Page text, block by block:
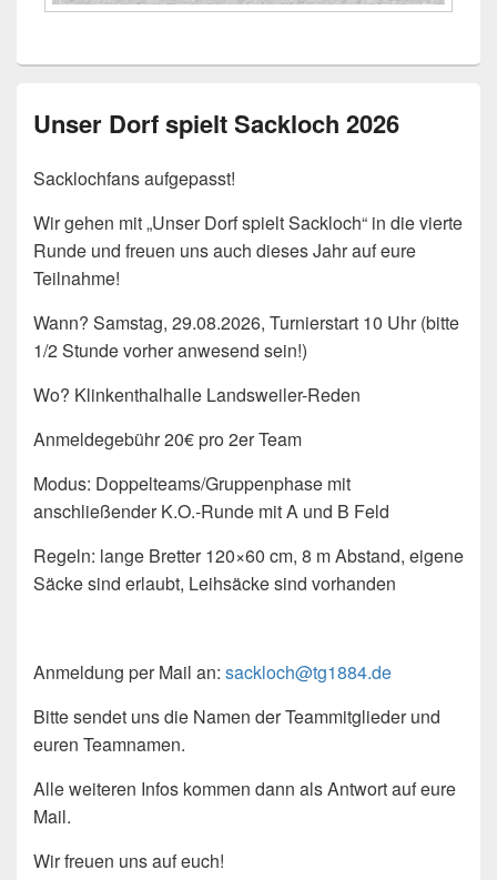
Unser Dorf spielt Sackloch 2026
Sacklochfans aufgepasst!
Wir gehen mit „Unser Dorf spielt Sackloch“ in die vierte
Runde und freuen uns auch dieses Jahr auf eure
Teilnahme!
Wann? Samstag, 29.08.2026, Turnierstart 10 Uhr (bitte
1/2 Stunde vorher anwesend sein!)
Wo? Klinkenthalhalle Landsweiler-Reden
Anmeldegebühr 20€ pro 2er Team
Modus: Doppelteams/Gruppenphase mit
anschließender K.O.-Runde mit A und B Feld
Regeln: lange Bretter 120×60 cm, 8 m Abstand, eigene
Säcke sind erlaubt, Leihsäcke sind vorhanden
Anmeldung per Mail an: sackloch@tg1884.de
Bitte sendet uns die Namen der Teammitglieder und
euren Teamnamen.
Alle weiteren Infos kommen dann als Antwort auf eure
Mail.
Wir freuen uns auf euch!